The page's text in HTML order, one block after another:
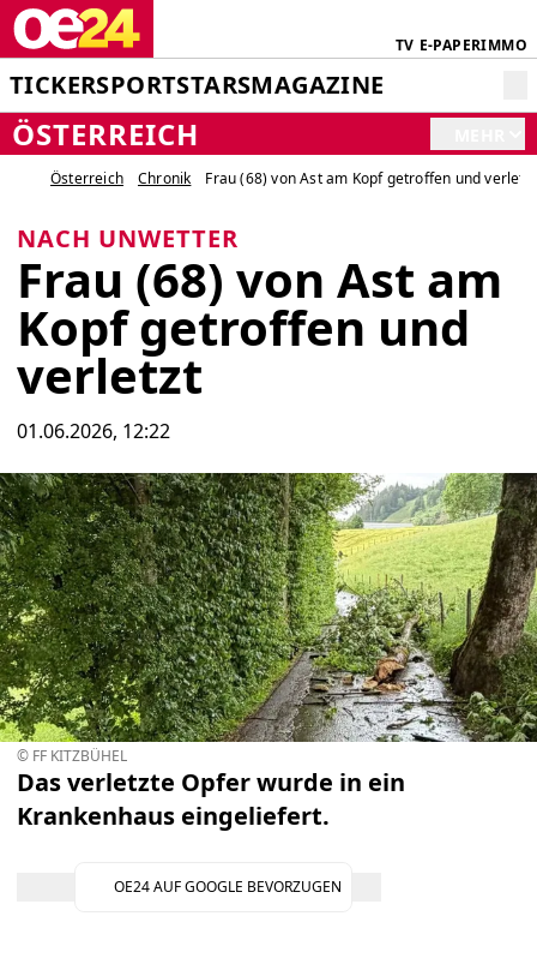
TV E-PAPERIMMO
TICKERSPORTSTARSMAGAZINE
ÖSTERREICH
Österreich Chronik Frau (68) von Ast am Kopf getroffen und verletzt
NACH UNWETTER
Frau (68) von Ast am
Kopf getroffen und
verletzt
01.06.2026, 12:22
© FF KITZBÜHEL
Das verletzte Opfer wurde in ein
Krankenhaus eingeliefert.
OE24 AUF GOOGLE BEVORZUGEN